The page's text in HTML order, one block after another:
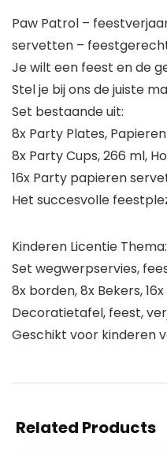
Paw Patrol –
servetten –
Je wilt een feest en de
Stel je bij ons de juiste
Set bestaande uit:
8x Party Plates,
8x Party Cups, 266 ml,
16x Party papieren
Het succesvolle
Kinderen Licentie
Set wegwerpservies,
8x borden, 8x Bekers,
Decoratietafel, feest,
Geschikt voor kinderen
Related Products